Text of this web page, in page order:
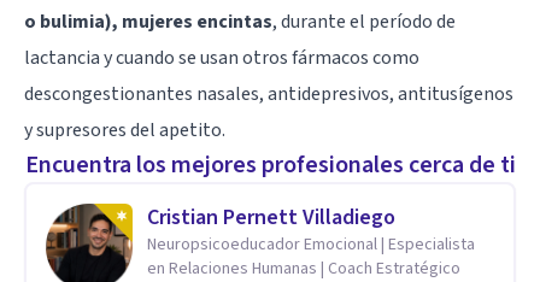
o bulimia), mujeres encintas, durante el período de
lactancia y cuando se usan otros fármacos como
descongestionantes nasales, antidepresivos, antitusígenos
y supresores del apetito.
Encuentra los mejores profesionales cerca de ti
Cristian Pernett Villadiego
Neuropsicoeducador Emocional | Especialista
en Relaciones Humanas | Coach Estratégico